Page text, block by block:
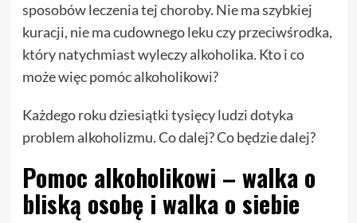
sposobów leczenia tej choroby. Nie ma szybkiej
kuracji, nie ma cudownego leku czy przeciwśrodka,
który natychmiast wyleczy alkoholika. Kto i co
może więc pomóc alkoholikowi?
Każdego roku dziesiątki tysięcy ludzi dotyka
problem alkoholizmu. Co dalej? Co będzie dalej?
Pomoc alkoholikowi – walka o
bliską osobę i walka o siebie